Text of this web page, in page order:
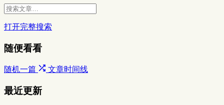
打开完整搜索
随便看看
随机一篇 文章时间线
最近更新